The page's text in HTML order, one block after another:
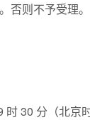
否则不予受理。
30 分（北京